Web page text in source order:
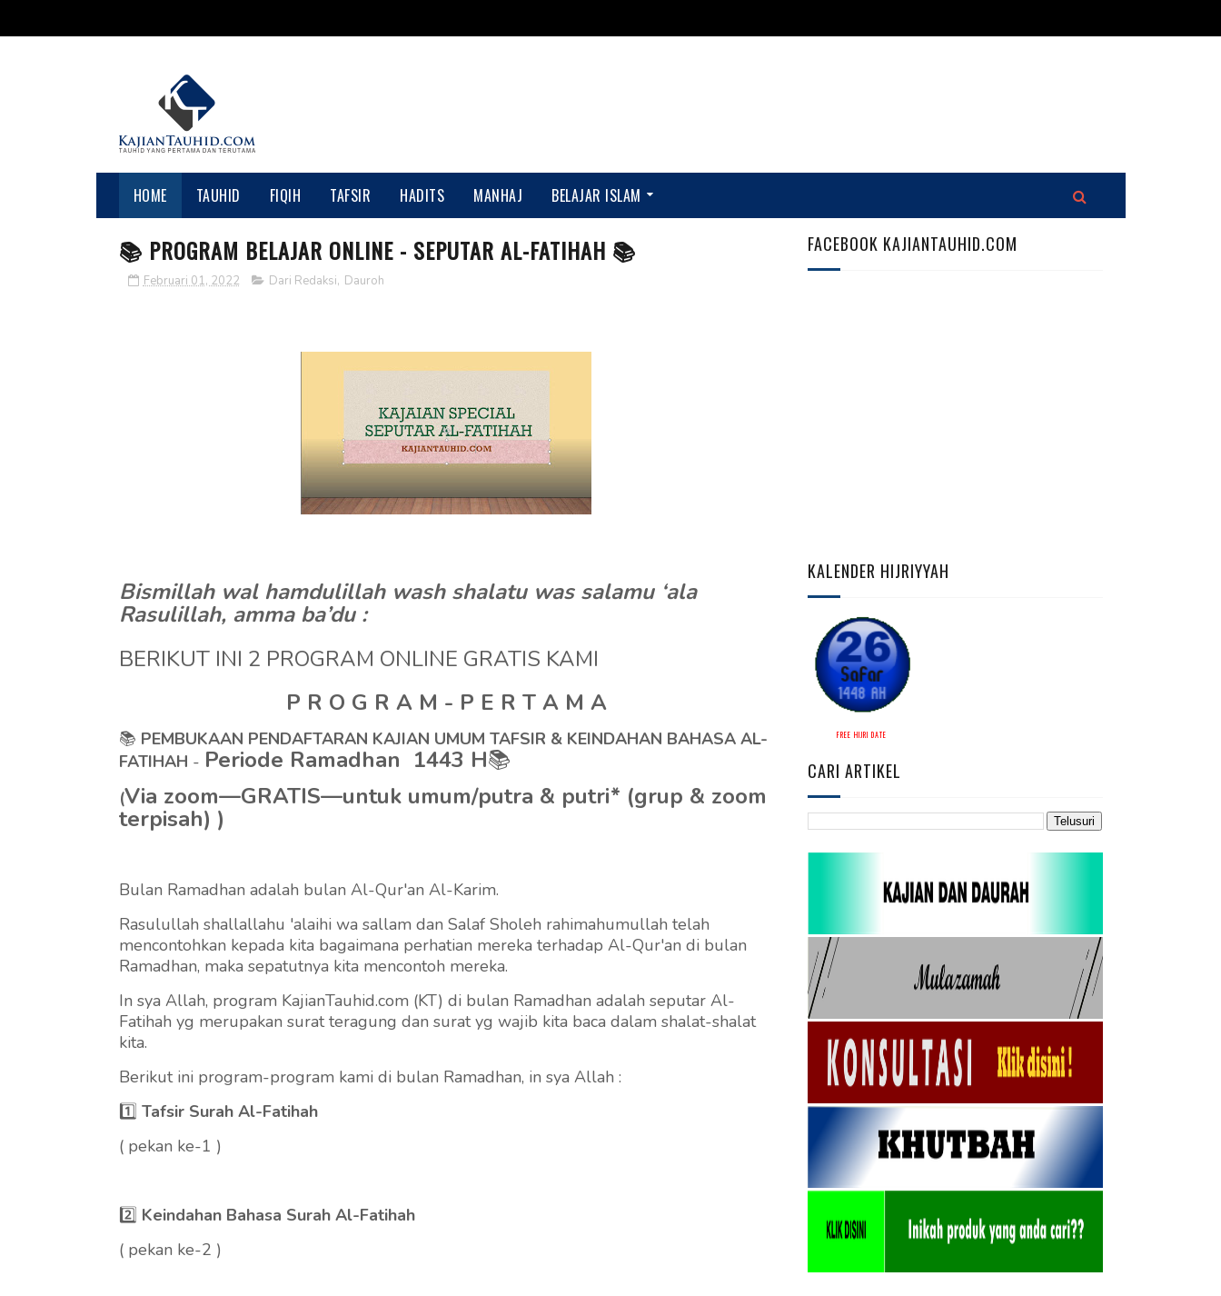
HOME TAUHID FIQIH TAFSIR HADITS MANHAJ BELAJAR ISLAM
📚 PROGRAM BELAJAR ONLINE - SEPUTAR AL-FATIHAH 📚
Februari 01, 2022 Dari Redaksi, Dauroh
Bismillah wal hamdulillah wash shalatu was salamu ‘ala
Rasulillah, amma ba’du :
BERIKUT INI 2 PROGRAM ONLINE GRATIS KAMI
P R O G R A M - P E R T A M A
📚 PEMBUKAAN PENDAFTARAN KAJIAN UMUM TAFSIR & KEINDAHAN BAHASA AL-
FATIHAH - Periode Ramadhan 1443 H📚
(Via zoom—GRATIS—untuk umum/putra & putri* (grup & zoom
terpisah) )
Bulan Ramadhan adalah bulan Al-Qur'an Al-Karim.
Rasulullah shallallahu 'alaihi wa sallam dan Salaf Sholeh rahimahumullah telah
mencontohkan kepada kita bagaimana perhatian mereka terhadap Al-Qur'an di bulan
Ramadhan, maka sepatutnya kita mencontoh mereka.
In sya Allah, program KajianTauhid.com (KT) di bulan Ramadhan adalah seputar Al-
Fatihah yg merupakan surat teragung dan surat yg wajib kita baca dalam shalat-shalat
kita.
Berikut ini program-program kami di bulan Ramadhan, in sya Allah :
1️⃣ Tafsir Surah Al-Fatihah
( pekan ke-1 )
2️⃣ Keindahan Bahasa Surah Al-Fatihah
( pekan ke-2 )
FACEBOOK KAJIANTAUHID.COM
KALENDER HIJRIYYAH
FREE HIJRI DATE
CARI ARTIKEL